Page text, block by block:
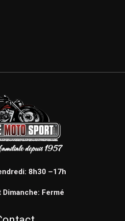
8h30 –17h
Dimanche: Fermé